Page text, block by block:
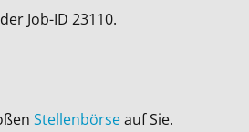
Job-ID 23110.
Stellenbörseauf Sie.